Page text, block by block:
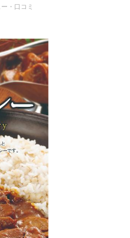
・口コミ